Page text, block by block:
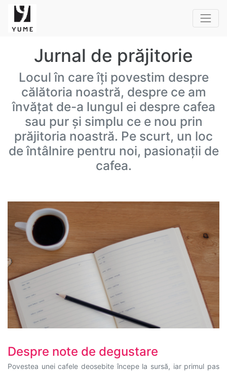
Jurnal de prăjitorie
Locul în care îți povestim despre
călătoria noastră, despre ce am
învățat de-a lungul ei despre cafea
sau pur și simplu ce e nou prin
prăjitoria noastră. Pe scurt, un loc
de întâlnire pentru noi, pasionații de
cafea.
Despre note de degustare
Povestea unei cafele deosebite începe la sursă, iar primul pas